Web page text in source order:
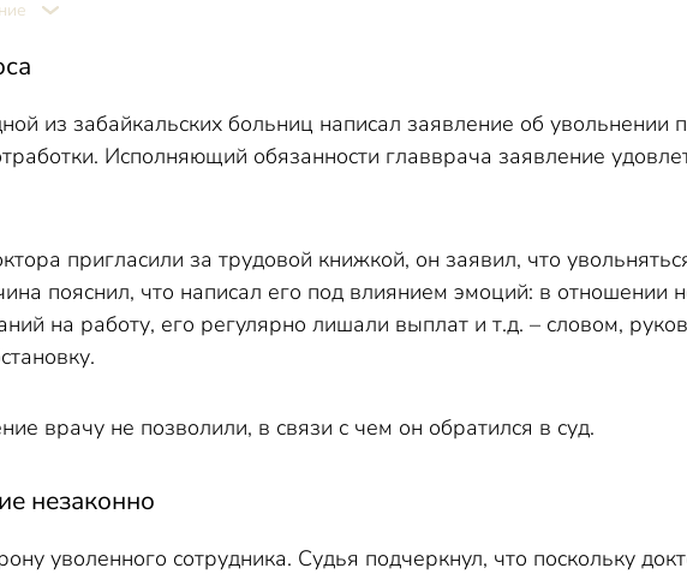
из забайкальских больниц написал заявление об увольнении
Исполняющий обязанности главврача заявление
пригласили за трудовой книжкой, он заявил, что
пояснил, что написал его под влиянием эмоций: в отношении
на работу, его регулярно лишали выплат и т.д. – словом,
врачу не позволили, в связи с чем он обратился в суд.
незаконно
уволенного сотрудника. Судья подчеркнул, что поскольку